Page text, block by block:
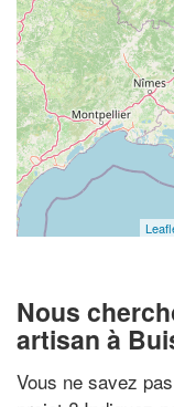
Nous
artisan à
Vous ne savez